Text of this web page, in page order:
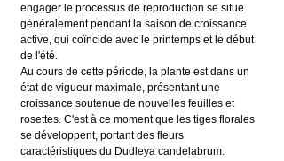
engager le processus de reproduction se situe
généralement pendant la saison de croissance
active, qui coïncide avec le printemps et le début
de l'été.
Au cours de cette période, la plante est dans un
état de vigueur maximale, présentant une
croissance soutenue de nouvelles feuilles et
rosettes. C'est à ce moment que les tiges florales
se développent, portant des fleurs
caractéristiques du Dudleya candelabrum.